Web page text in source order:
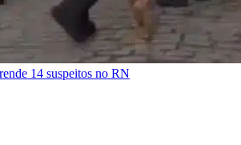
14 suspeitos no RN